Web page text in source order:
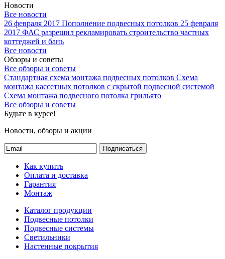
Новости
Все новости
26 февраля 2017 Пополнение подвесных потолков 25 февраля
2017 ФАС разрешил рекламировать строительство частных
коттеджей и бань
Все новости
Обзоры и советы
Все обзоры и советы
Стандартная схема монтажа подвесных потолков Схема
монтажа кассетных потолков с скрытой подвесной системой
Схема монтажа подвесного потолка грильято
Все обзоры и советы
Будьте в курсе!
Новости, обзоры и акции
Подписаться
Как купить
Оплата и доставка
Гарантия
Монтаж
Каталог продукции
Подвесные потолки
Подвесные системы
Светильники
Настенные покрытия